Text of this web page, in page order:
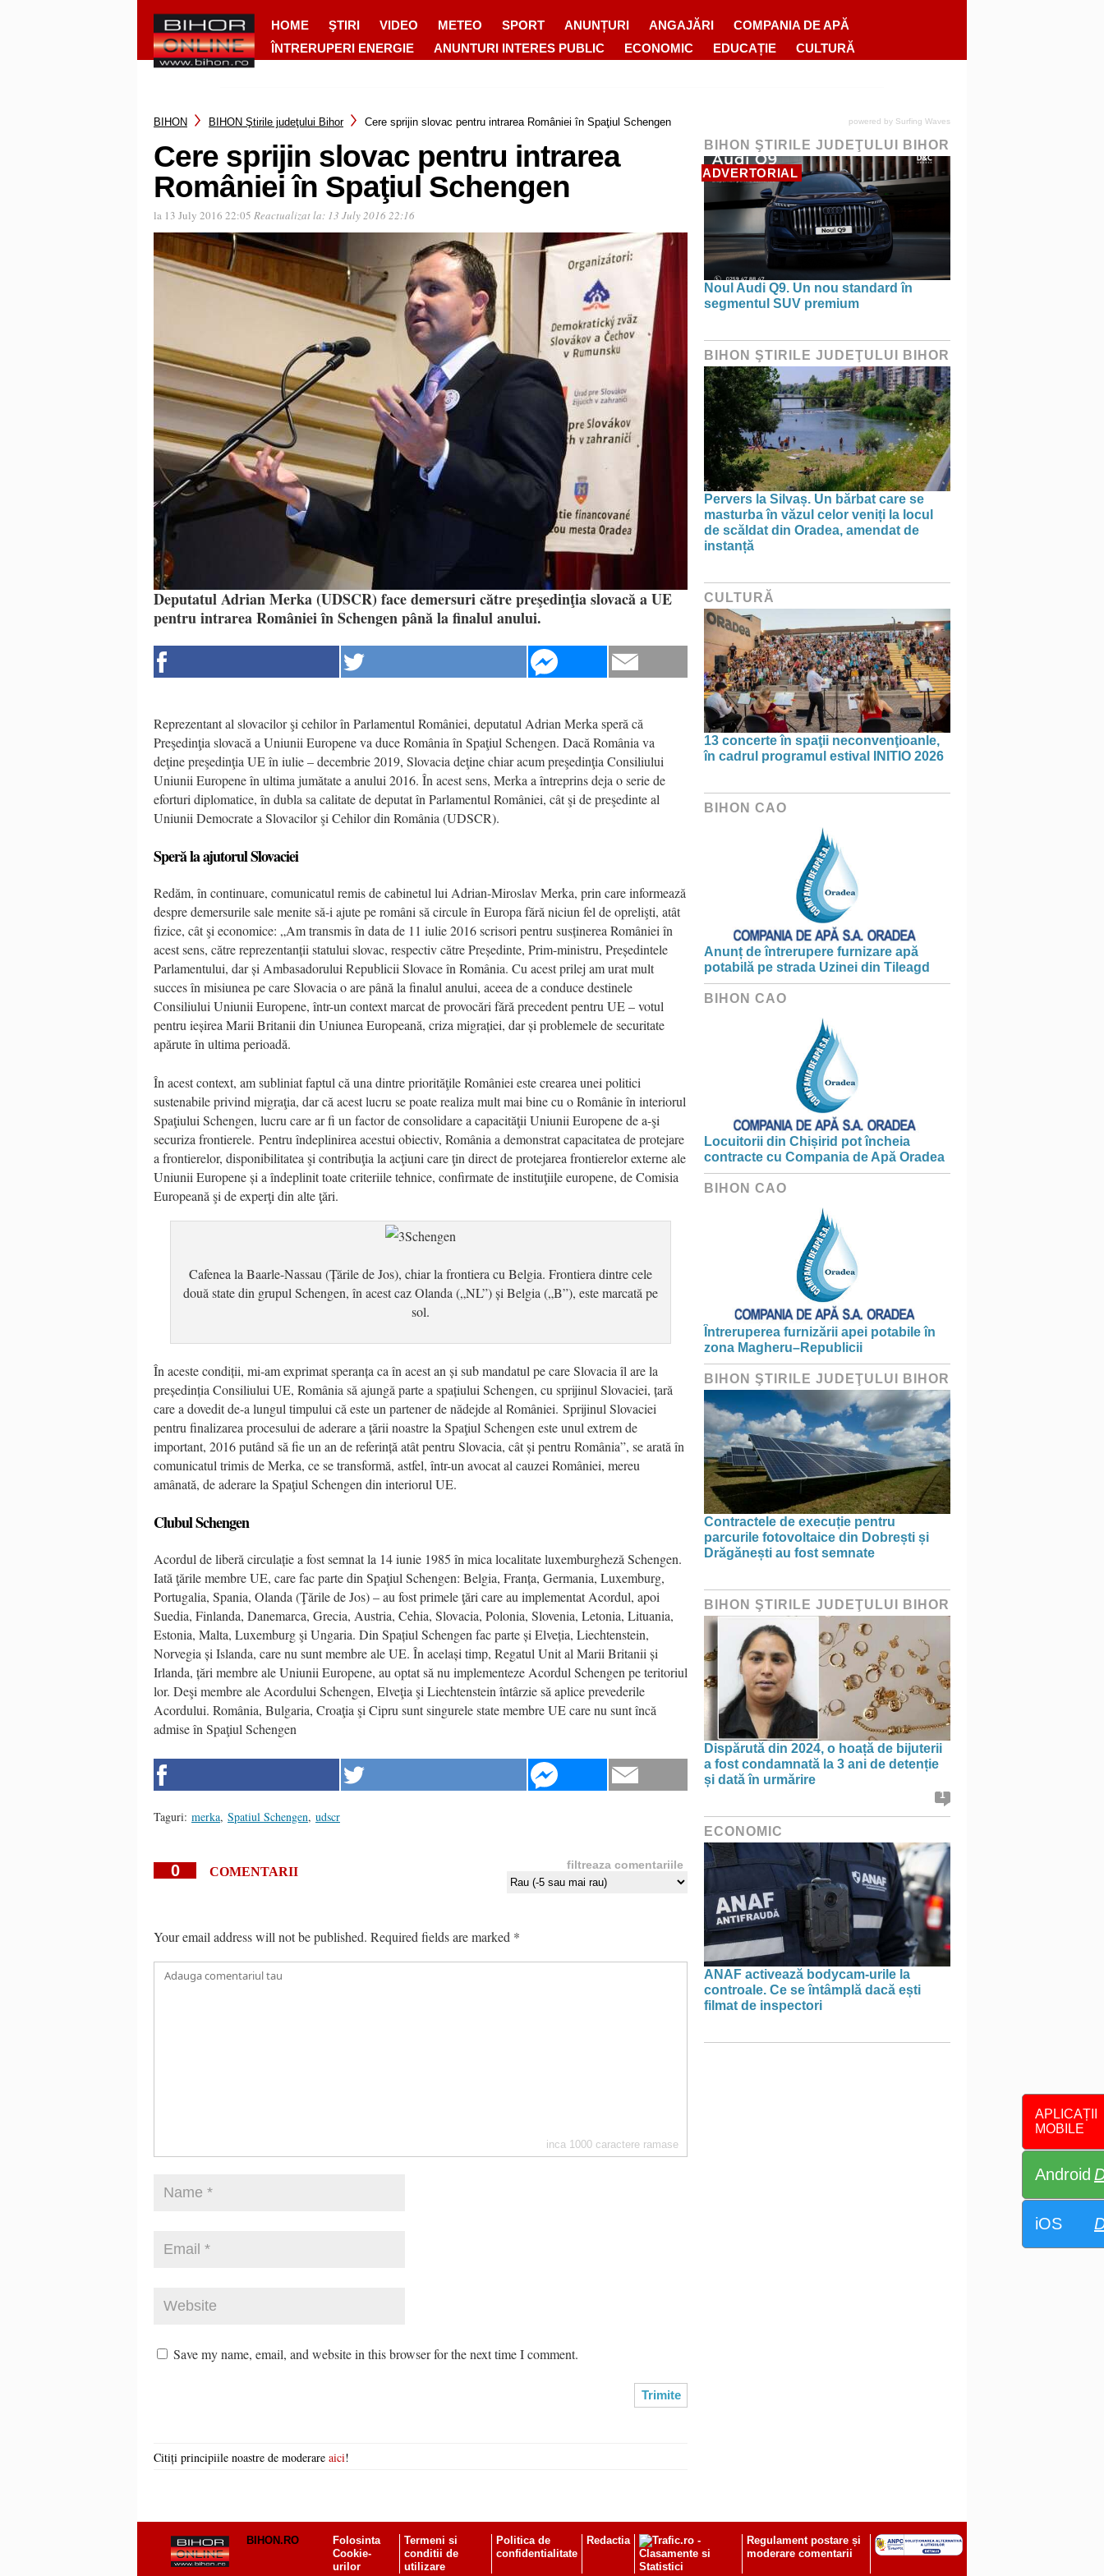
HOME ŞTIRI VIDEO METEO SPORT ANUNȚURI ANGAJĂRI
COMPANIA DE APĂ
ÎNTRERUPERI ENERGIE
ANUNTURI INTERES PUBLIC ECONOMIC EDUCAȚIE CULTURĂ
APLICAȚII
MOBILE
Android
iOS
BIHON BIHON Ştirile judeţului Bihor Cere sprijin slovac pentru intrarea României în Spaţiul Schengen
Cere sprijin slovac pentru intrarea
României în Spaţiul Schengen
la 13 July 2016 22:05 Reactualizat la: 13 July 2016 22:16
Deputatul Adrian Merka (UDSCR) face demersuri către preşedinţia slovacă a UE
pentru intrarea României în Schengen până la finalul anului.
Reprezentant al slovacilor şi cehilor în Parlamentul României, deputatul Adrian Merka speră că
Preşedinţia slovacă a Uniunii Europene va duce România în Spaţiul Schengen. Dacă România va
deţine preşedinţia UE în iulie – decembrie 2019, Slovacia deţine chiar acum preşedinţia Consiliului
Uniunii Europene în ultima jumătate a anului 2016. În acest sens, Merka a întreprins deja o serie de
eforturi diplomatice, în dubla sa calitate de deputat în Parlamentul României, cât şi de preşedinte al
Uniunii Democrate a Slovacilor şi Cehilor din România (UDSCR).
Speră la ajutorul Slovaciei
Redăm, în continuare, comunicatul remis de cabinetul lui Adrian-Miroslav Merka, prin care informează
despre demersurile sale menite să-i ajute pe români să circule în Europa fără niciun fel de oprelişti, atât
fizice, cât şi economice: „Am transmis în data de 11 iulie 2016 scrisori pentru susținerea României în
acest sens, către reprezentanții statului slovac, respectiv către Președinte, Prim-ministru, Președintele
Parlamentului, dar și Ambasadorului Republicii Slovace în România. Cu acest prilej am urat mult
succes în misiunea pe care Slovacia o are până la finalul anului, aceea de a conduce destinele
Consiliului Uniunii Europene, într-un context marcat de provocări fără precedent pentru UE – votul
pentru ieșirea Marii Britanii din Uniunea Europeană, criza migrației, dar și problemele de securitate
apărute în ultima perioadă.
În acest context, am subliniat faptul că una dintre priorităţile României este crearea unei politici
sustenabile privind migraţia, dar că acest lucru se poate realiza mult mai bine cu o Românie în interiorul
Spaţiului Schengen, lucru care ar fi un factor de consolidare a capacităţii Uniunii Europene de a-şi
securiza frontierele. Pentru îndeplinirea acestui obiectiv, România a demonstrat capacitatea de protejare
a frontierelor, disponibilitatea şi contribuţia la acţiuni care ţin direct de protejarea frontierelor externe ale
Uniunii Europene și a îndeplinit toate criteriile tehnice, confirmate de instituţiile europene, de Comisia
Europeană şi de experţi din alte ţări.
Cafenea la Baarle-Nassau (Țările de Jos), chiar la frontiera cu Belgia. Frontiera dintre cele
două state din grupul Schengen, în acest caz Olanda („NL”) și Belgia („B”), este marcată pe
sol.
În aceste condiții, mi-am exprimat speranța ca în acest an și sub mandatul pe care Slovacia îl are la
președinția Consiliului UE, România să ajungă parte a spațiului Schengen, cu sprijinul Slovaciei, țară
care a dovedit de-a lungul timpului că este un partener de nădejde al României. Sprijinul Slovaciei
pentru finalizarea procesului de aderare a țării noastre la Spaţiul Schengen este unul extrem de
important, 2016 putând să fie un an de referință atât pentru Slovacia, cât și pentru România”, se arată în
comunicatul trimis de Merka, ce se transformă, astfel, într-un avocat al cauzei României, mereu
amânată, de aderare la Spaţiul Schengen din interiorul UE.
Clubul Schengen
Acordul de liberă circulație a fost semnat la 14 iunie 1985 în mica localitate luxemburgheză Schengen.
Iată ţările membre UE, care fac parte din Spaţiul Schengen: Belgia, Franța, Germania, Luxemburg,
Portugalia, Spania, Olanda (Ţările de Jos) – au fost primele ţări care au implementat Acordul, apoi
Suedia, Finlanda, Danemarca, Grecia, Austria, Cehia, Slovacia, Polonia, Slovenia, Letonia, Lituania,
Estonia, Malta, Luxemburg şi Ungaria. Din Spațiul Schengen fac parte și Elveția, Liechtenstein,
Norvegia și Islanda, care nu sunt membre ale UE. În același timp, Regatul Unit al Marii Britanii și
Irlanda, țări membre ale Uniunii Europene, au optat să nu implementeze Acordul Schengen pe teritoriul
lor. Deşi membre ale Acordului Schengen, Elveţia şi Liechtenstein întârzie să aplice prevederile
Acordului. România, Bulgaria, Croaţia şi Cipru sunt singurele state membre UE care nu sunt încă
admise în Spaţiul Schengen
Taguri: merka, Spatiul Schengen, udscr
0 COMENTARII filtreaza comentariile
Your email address will not be published. Required fields are marked *
inca 1000 caractere ramase
Save my name, email, and website in this browser for the next time I comment.
Citiți principiile noastre de moderare aici!
powered by Surfing Waves
BIHON ŞTIRILE JUDEŢULUI BIHOR
ADVERTORIAL
Noul Audi Q9. Un nou standard în
segmentul SUV premium
BIHON ŞTIRILE JUDEŢULUI BIHOR
Pervers la Silvaș. Un bărbat care se
masturba în văzul celor veniți la locul
de scăldat din Oradea, amendat de
instanță
CULTURĂ
13 concerte în spaţii neconvenţioanle,
în cadrul programul estival INITIO 2026
BIHON CAO
Anunț de întrerupere furnizare apă
potabilă pe strada Uzinei din Tileagd
BIHON CAO
Locuitorii din Chișirid pot încheia
contracte cu Compania de Apă Oradea
BIHON CAO
Întreruperea furnizării apei potabile în
zona Magheru–Republicii
BIHON ŞTIRILE JUDEŢULUI BIHOR
Contractele de execuție pentru
parcurile fotovoltaice din Dobrești și
Drăgănești au fost semnate
BIHON ŞTIRILE JUDEŢULUI BIHOR
Dispărută din 2024, o hoață de bijuterii
a fost condamnată la 3 ani de detenție
și dată în urmărire
1
ECONOMIC
ANAF activează bodycam-urile la
controale. Ce se întâmplă dacă ești
filmat de inspectori
BIHON.RO
Folosinta
Cookie-
urilor
Termeni si
conditii de
utilizare
Politica de
confidentialitate
Redactia
Regulament postare și
moderare comentarii